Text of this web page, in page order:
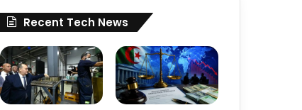
Recent Tech News